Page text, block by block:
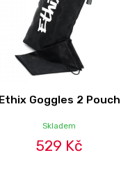
Ethix Goggles 2 Pouch
Skladem
529 Kč